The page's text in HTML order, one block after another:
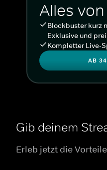
Alles
Blockbuster kurz
Exklusive und
Kompletter Live-
AB
Gib deinem
Erleb jetzt die